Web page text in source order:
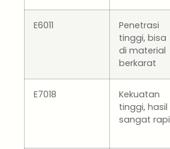
E6011
Penetrasi
tinggi, bisa
di material
berkarat
E7018
Kekuatan
tinggi, hasil
sangat rapi